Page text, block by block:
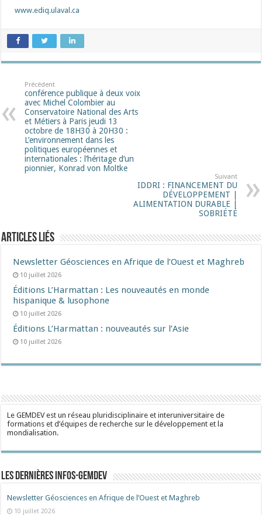
www.ediq.ulaval.ca
Précédent
conférence publique à deux voix
avec Michel Colombier au
Conservatoire National des Arts
et Métiers à Paris jeudi 13
octobre de 18H30 à 20H30 :
L’environnement dans les
politiques européennes et
internationales : l’héritage d’un
pionnier, Konrad von Moltke
Suivant
IDDRI : FINANCEMENT DU
DÉVELOPPEMENT |
ALIMENTATION DURABLE |
SOBRIÉTÉ
Articles liés
Newsletter Géosciences en Afrique de l’Ouest et Maghreb
10 juillet 2026
Éditions L’Harmattan : Les nouveautés en monde
hispanique & lusophone
10 juillet 2026
Éditions L’Harmattan : nouveautés sur l’Asie
10 juillet 2026
Le GEMDEV est un réseau pluridisciplinaire et interuniversitaire de
formations et d’équipes de recherche sur le développement et la
mondialisation.
Les dernières Infos-Gemdev
Newsletter Géosciences en Afrique de l’Ouest et Maghreb
10 juillet 2026